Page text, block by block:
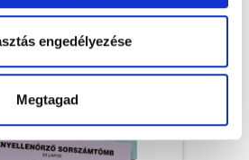
engedélyezése
Megtagad